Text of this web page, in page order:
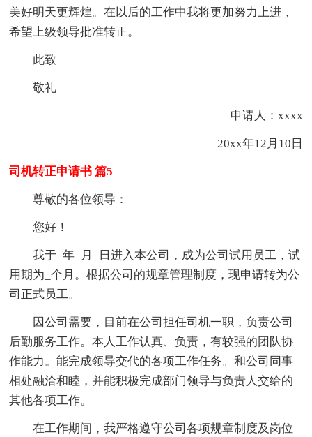
美好明天更辉煌。在以后的工作中我将更加努力上进，
希望上级领导批准转正。
此致
敬礼
申请人：xxxx
20xx年12月10日
司机转正申请书 篇5
尊敬的各位领导：
您好！
我于_年_月_日进入本公司，成为公司试用员工，试
用期为_个月。根据公司的规章管理制度，现申请转为公
司正式员工。
因公司需要，目前在公司担任司机一职，负责公司
后勤服务工作。本人工作认真、负责，有较强的团队协
作能力。能完成领导交代的各项工作任务。和公司同事
相处融洽和睦，并能积极完成部门领导与负责人交给的
其他各项工作。
在工作期间，我严格遵守公司各项规章制度及岗位